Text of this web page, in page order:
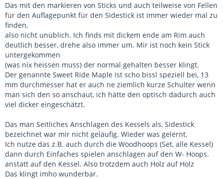
Das mit den markieren von Sticks und auch teilweise von Fellen
für den Auflagepunkt für den Sidestick ist immer wieder mal zu
finden,
also nicht unüblich. Ich finds mit dickem ende am Rim auch
deutlich besser, drehe also immer um. Mir ist noch kein Stick
untergekommen
(was nix heissen muss) der normal gehalten besser klingt.
Der genannte Sweet Ride Maple ist scho bissl speziell bei, 13
mm durchmesser hat er auch ne ziemlich kurze Schulter wenn
man sich den so anschaut, ich hätte den optisch dadurch auch
viel dicker eingeschätzt.
Das man Seitliches Anschlagen des Kessels als, Sidestick
bezeichnet war mir nicht geläufig. Wieder was gelernt.
Ich nutze das z.B. auch durch die Woodhoops (Set, alle Kessel)
dann durch Einfaches spielen anschlagen auf den W- Hoops.
anstatt auf den Kessel. Also trotzdem auch Holz auf Holz
Das klingt imho wunderbar.